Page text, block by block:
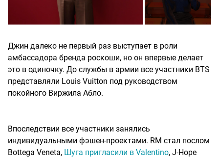
Джин далеко не первый раз выступает в роли
амбассадора бренда роскоши, но он впервые делает
это в одиночку. До службы в армии все участники BTS
представляли Louis Vuitton под руководством
покойного Виржила Абло.
Впоследствии все участники занялись
индивидуальными фэшен-проектами. RM стал послом
Bottega Veneta, Шуга пригласили в Valentino, J-Hope